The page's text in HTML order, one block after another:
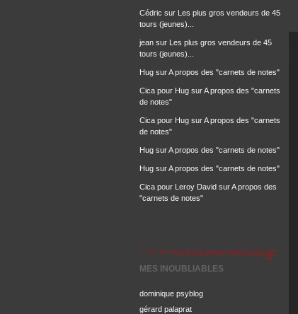
Cédric sur Les plus gros vendeurs de 45
tours (jeunes)...
jean sur Les plus gros vendeurs de 45
tours (jeunes)...
Hug surA propos des "carnets de notes"
Cica pour Hug surA propos des "carnets
de notes"
Cica pour Hug surA propos des "carnets
de notes"
Hug surA propos des "carnets de notes"
Hug surA propos des "carnets de notes"
Cica pour Leroy David surA propos des
"carnets de notes"
MES INOUBLIABLES
dominique psyblog
gérard palaprat